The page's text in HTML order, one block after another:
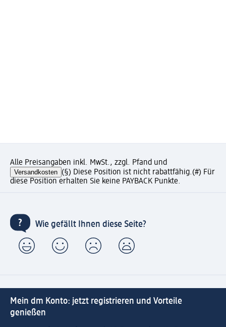
Alle Preisangaben inkl. MwSt., zzgl. Pfand und
Versandkosten (§) Diese Position ist nicht rabattfähig.(#) Für
diese Position erhalten Sie keine PAYBACK Punkte.
Wie gefällt Ihnen diese Seite?
Mein dm Konto: jetzt registrieren und Vorteile
genießen